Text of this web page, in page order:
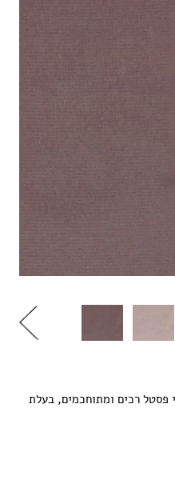
פסטל רכים ומתוחכמים, בעלת